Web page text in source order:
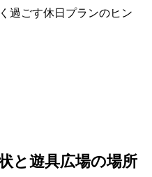
過ごす休日プランのヒン
と遊具広場の場所